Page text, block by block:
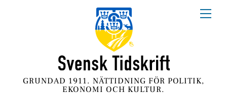
GRUNDAD 1911. NÄTTIDNING FÖR POLITIK,
EKONOMI OCH KULTUR.